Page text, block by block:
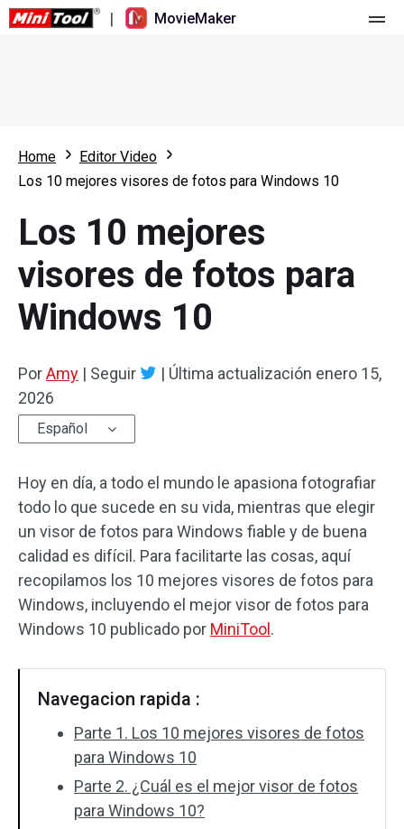
| MovieMaker
Novedades
Resumen
Edición multipista
Relación de aspecto
Recortar/Dividir/Cortar
Efectos de audio
Texto/Elemento
Efectos de vídeo
Color de vídeo
Rotar/Voltear
Sin marca de agua
Recursos
Manual de usuario
Trucos para editar vídeo
Herramientas de vídeo
Grabador de pantalla
Convertidor de vídeo
Home
Editor Video
Los 10 mejores visores de fotos para Windows 10
Los 10 mejores
visores de fotos para
Windows 10
PorAmy | Seguir | Última actualización enero 15,
2026
Español
Hoy en día, a todo el mundo le apasiona fotografiar
todo lo que sucede en su vida, mientras que elegir
un visor de fotos para Windows fiable y de buena
calidad es difícil. Para facilitarte las cosas, aquí
recopilamos los 10 mejores visores de fotos para
Windows, incluyendo el mejor visor de fotos para
Windows 10 publicado por MiniTool .
Navegacion rapida :
Parte 1. Los 10 mejores visores de fotos
para Windows 10
Parte 2. ¿Cuál es el mejor visor de fotos
para Windows 10?